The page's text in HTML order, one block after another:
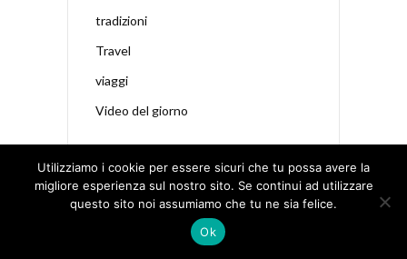
tradizioni
Travel
viaggi
Video del giorno
Utilizziamo i cookie per essere sicuri che tu possa avere la
migliore esperienza sul nostro sito. Se continui ad utilizzare
questo sito noi assumiamo che tu ne sia felice.
Ok